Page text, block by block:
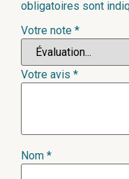
obligatoires sont
Votre note *
Votre avis *
Nom *